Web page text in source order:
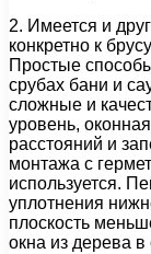
2. Имеется и
конкретно к
Простые
срубах бани и
сложные и
уровень,
расстояний и
монтажа с
используется.
уплотнения
плоскость
окна из дерева в